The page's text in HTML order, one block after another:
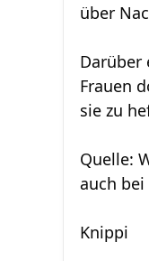
über
Darüber
Frauen
sie zu
Quelle:
auch bei
Knippi